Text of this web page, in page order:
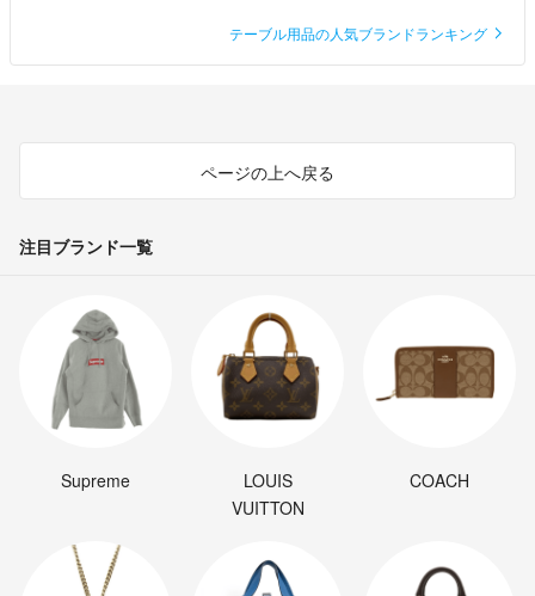
テーブル用品の人気ブランドランキング
ページの上へ戻る
注目ブランド一覧
Supreme
LOUIS
VUITTON
COACH